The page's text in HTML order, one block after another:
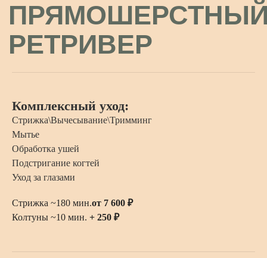
Комплексный уход:
Стрижка\Вычесывание\Тримминг
Мытье
Обработка ушей
Подстригание когтей
Уход за глазами
Стрижка ~180 мин.от 7 600 ₽
Колтуны ~10 мин. + 250 ₽